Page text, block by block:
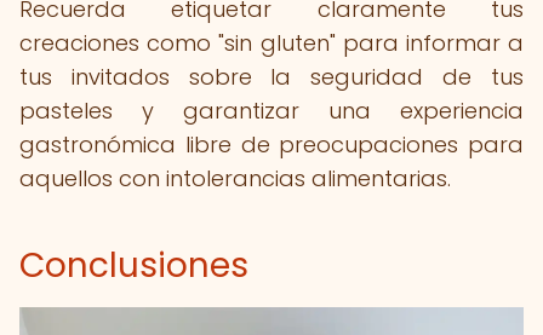
Recuerda etiquetar claramente tus
creaciones como "sin gluten" para informar a
tus invitados sobre la seguridad de tus
pasteles y garantizar una experiencia
gastronómica libre de preocupaciones para
aquellos con intolerancias alimentarias.
Conclusiones